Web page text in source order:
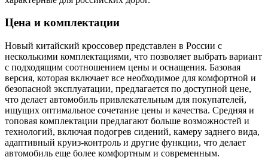
Цена и комплектации
Новый китайский кроссовер представлен в России с
несколькими комплектациями, что позволяет выбрать вариант
с подходящим соотношением цены и оснащения. Базовая
версия, которая включает все необходимое для комфортной и
безопасной эксплуатации, предлагается по доступной цене,
что делает автомобиль привлекательным для покупателей,
ищущих оптимальное сочетание цены и качества. Средняя и
топовая комплектации предлагают больше возможностей и
технологий, включая подогрев сидений, камеру заднего вида,
адаптивный круиз-контроль и другие функции, что делает
автомобиль еще более комфортным и современным.